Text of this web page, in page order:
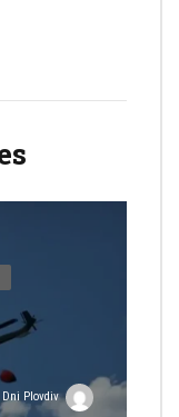
Dni Plovdiv